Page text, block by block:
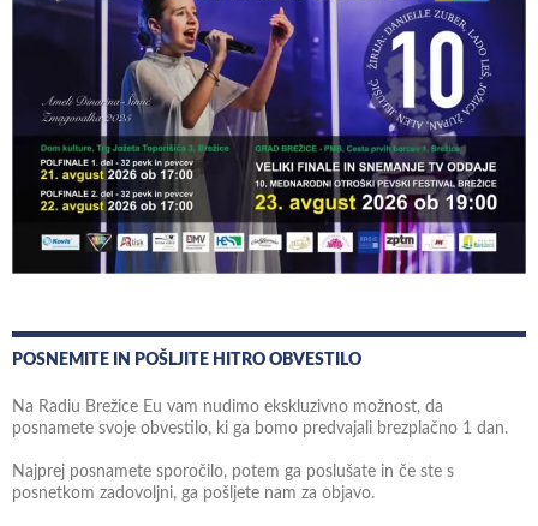
POSNEMITE IN POŠLJITE HITRO OBVESTILO
Na Radiu Brežice Eu vam nudimo ekskluzivno možnost, da
posnamete svoje obvestilo, ki ga bomo predvajali brezplačno 1 dan.
Najprej posnamete sporočilo, potem ga poslušate in če ste s
posnetkom zadovoljni, ga pošljete nam za objavo.